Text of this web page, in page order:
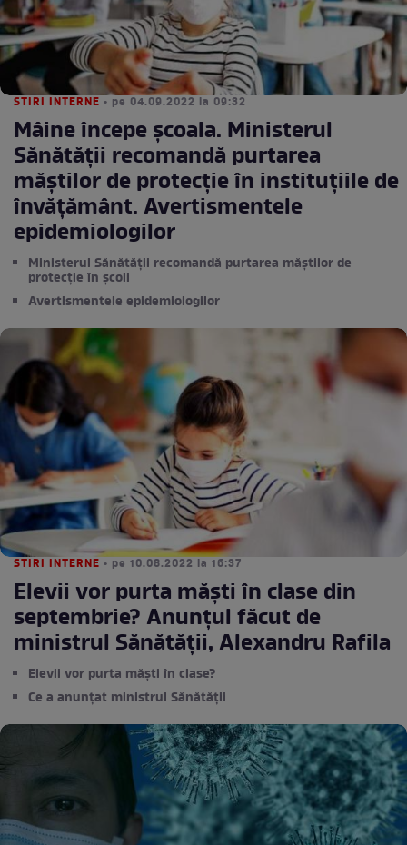
STIRI INTERNE • pe 04.09.2022 la 09:32
Mâine începe școala. Ministerul
Sănătății recomandă purtarea
măștilor de protecție în instituțiile de
învățământ. Avertismentele
epidemiologilor
Ministerul Sănătății recomandă purtarea măștilor de
protecție în școli
Avertismentele epidemiologilor
STIRI INTERNE • pe 10.08.2022 la 16:37
Elevii vor purta măști în clase din
septembrie? Anunțul făcut de
ministrul Sănătăţii, Alexandru Rafila
Elevii vor purta măști în clase?
Ce a anunțat ministrul Sănătății